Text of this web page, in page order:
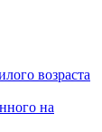
возраста
на